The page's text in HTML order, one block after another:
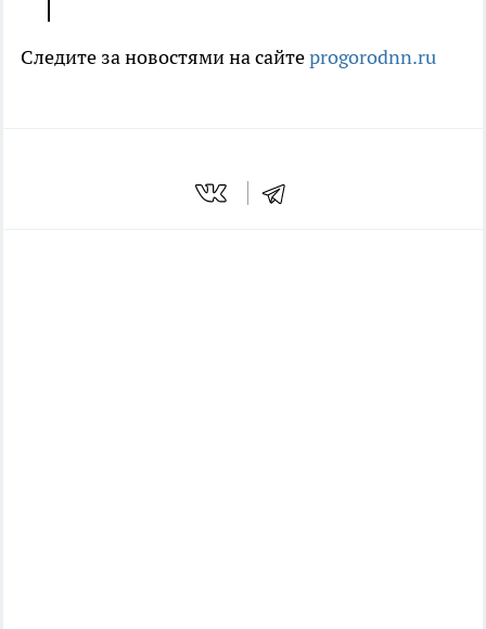
Следите за новостями на сайтеprogorodnn.ru